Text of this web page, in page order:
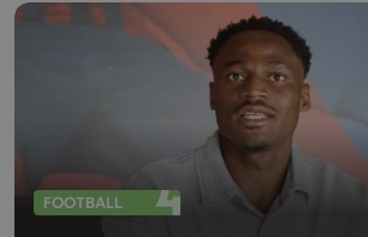
FOOTBALL